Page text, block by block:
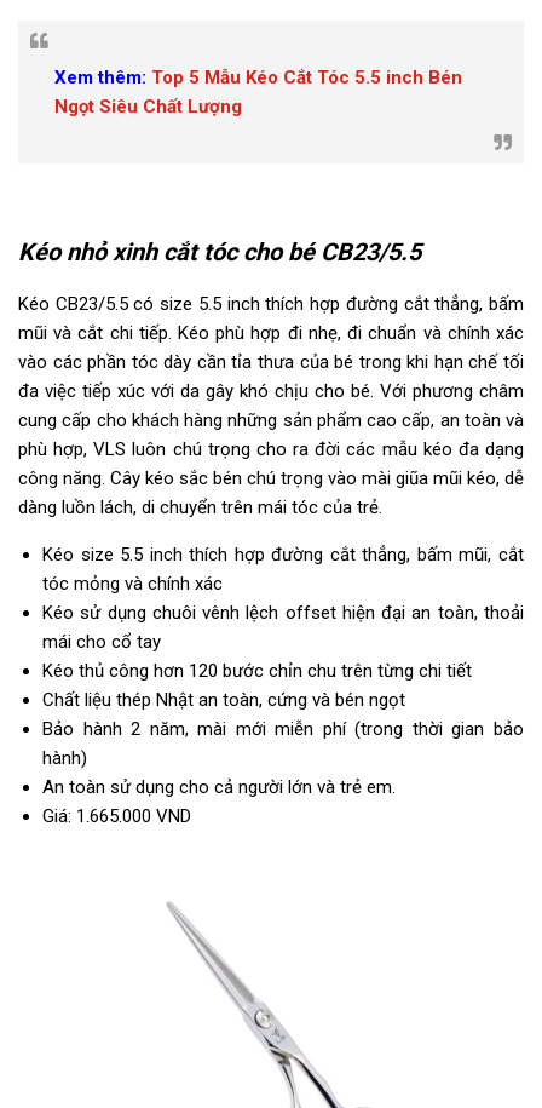
Xem thêm: Top 5 Mẫu Kéo Cắt Tóc 5.5 inch Bén
Ngọt Siêu Chất Lượng
Kéo nhỏ xinh cắt tóc cho bé CB23/5.5
Kéo CB23/5.5 có size 5.5 inch thích hợp đường cắt thẳng, bấm
mũi và cắt chi tiếp. Kéo phù hợp đi nhẹ, đi chuẩn và chính xác
vào các phần tóc dày cần tỉa thưa của bé trong khi hạn chế tối
đa việc tiếp xúc với da gây khó chịu cho bé. Với phương châm
cung cấp cho khách hàng những sản phẩm cao cấp, an toàn và
phù hợp, VLS luôn chú trọng cho ra đời các mẫu kéo đa dạng
công năng. Cây kéo sắc bén chú trọng vào mài giũa mũi kéo, dễ
dàng luồn lách, di chuyển trên mái tóc của trẻ.
Kéo size 5.5 inch thích hợp đường cắt thẳng, bấm mũi, cắt
tóc mỏng và chính xác
Kéo sử dụng chuôi vênh lệch offset hiện đại an toàn, thoải
mái cho cổ tay
Kéo thủ công hơn 120 bước chỉn chu trên từng chi tiết
Chất liệu thép Nhật an toàn, cứng và bén ngọt
Bảo hành 2 năm, mài mới miễn phí (trong thời gian bảo
hành)
An toàn sử dụng cho cả người lớn và trẻ em.
Giá: 1.665.000 VND